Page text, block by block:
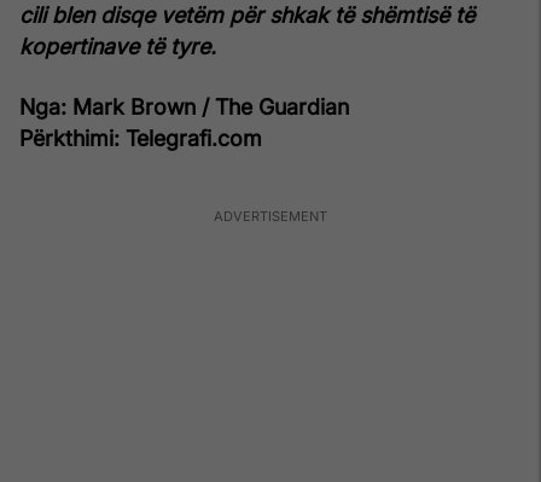
cili blen disqe vetëm për shkak të shëmtisë të
kopertinave të tyre.
Nga: Mark Brown / The Guardian
Përkthimi: Telegrafi.com